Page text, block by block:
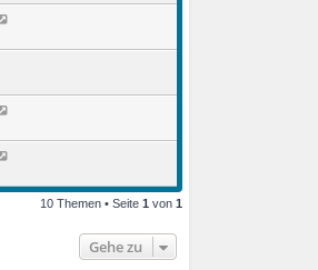
10 Themen • Seite 1 von 1
Gehe zu